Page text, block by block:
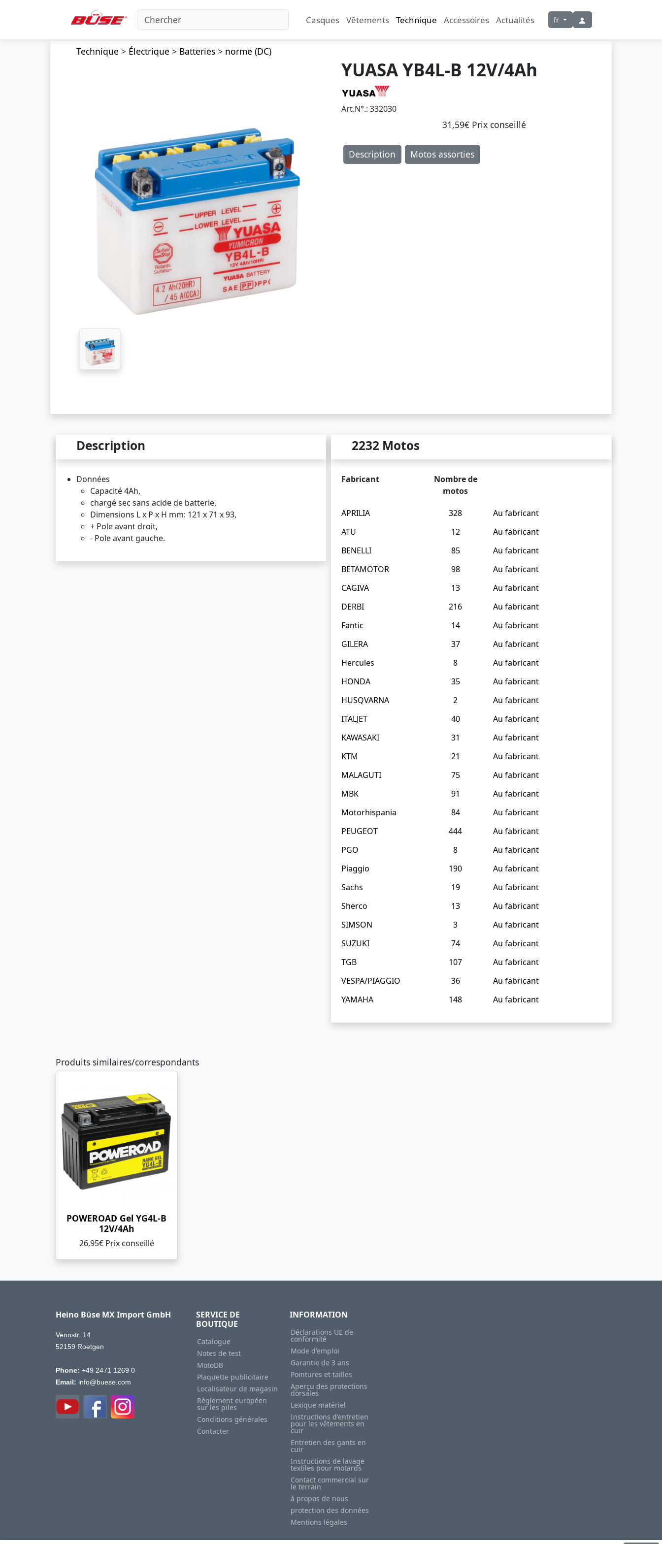
Casques Vêtements Technique Accessoires Actualités fr
Technique > Électrique > Batteries> norme (DC)
YUASA YB4L-B 12V/4Ah
Art.N°.: 332030
31,59€ Prix ​​conseillé
Description Motos assorties
Description
Données
Capacité 4Ah,
chargé sec sans acide de batterie,
Dimensions L x P x H mm: 121 x 71 x 93,
+ Pole avant droit,
- Pole avant gauche.
2232 Motos
Fabricant
Nombre de
motos
APRILIA 328
Au fabricant
ATU
12
Au fabricant
BENELLI
85
Au fabricant
BETAMOTOR
98
Au fabricant
CAGIVA
13
Au fabricant
DERBI
216
Au fabricant
Fantic
14
Au fabricant
GILERA
37
Au fabricant
Hercules
8
Au fabricant
HONDA
35
Au fabricant
HUSQVARNA
2
Au fabricant
ITALJET
40
Au fabricant
KAWASAKI
31
Au fabricant
KTM
21
Au fabricant
MALAGUTI
75
Au fabricant
MBK
91
Au fabricant
Motorhispania
84
Au fabricant
PEUGEOT
444
Au fabricant
PGO
8
Au fabricant
Piaggio
190
Au fabricant
Sachs
19
Au fabricant
Sherco
13
Au fabricant
SIMSON
3
Au fabricant
SUZUKI
74
Au fabricant
TGB
107
Au fabricant
VESPA/PIAGGIO
36
Au fabricant
YAMAHA
148 Au fabricant
Produits similaires/correspondants
POWEROAD Gel YG4L-B
12V/4Ah
26,95€ Prix ​​conseillé
Heino Büse MX Import GmbH
Vennstr. 14
52159 Roetgen
Phone: +49 2471 1269 0
Email: info@buese.com
SERVICE DE
BOUTIQUE
Catalogue
Notes de test
MotoDB
Plaquette publicitaire
Localisateur de magasin
Règlement européen
sur les piles
Conditions générales
Contacter
INFORMATION
Déclarations UE de
conformité
Mode d'emploi
Garantie de 3 ans
Pointures et tailles
Aperçu des protections
dorsales
Lexique matériel
Instructions d'entretien
pour les vêtements en
cuir
Entretien des gants en
cuir
Instructions de lavage
textiles pour motards
Contact commercial sur
le terrain
à propos de nous
protection des données
Mentions légales